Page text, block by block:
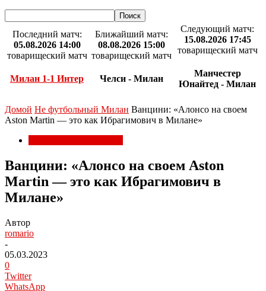
Последний матч:
05.08.2026 14:00
товарищеский матч
Милан 1-1 Интер
Ближайший матч:
08.08.2026 15:00
товарищеский матч
Челси - Милан
Следующий матч:
15.08.2026 17:45
товарищеский матч
Манчестер
Юнайтед - Милан
Домой Не футбольный Милан Ванцини: «Алонсо на своем
Aston Martin — это как Ибрагимович в Милане»
Ванцини: «Алонсо на своем Aston
Martin — это как Ибрагимович в
Милане»
Автор
romario
-
05.03.2023
0
Twitter
WhatsApp